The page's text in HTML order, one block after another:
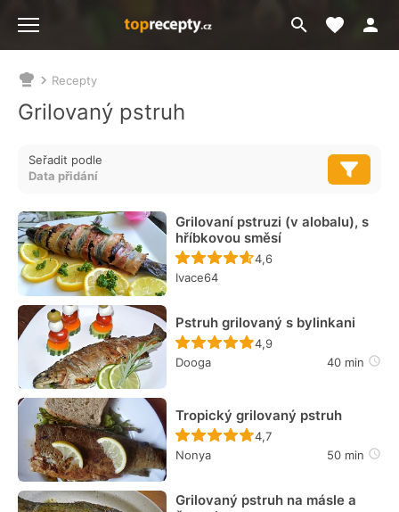
Přejít
na
Moje
Nacházíte
se
zde:
Recepty
Grilovaný pstruh
Seřadit podle
Grilovaní pstruzi (v alobalu), s
hříbkovou směsí
Recept ještě nebyl
4,6
Ivace64
Pstruh grilovaný s bylinkani
Recept ještě nebyl
4,9
Dooga
40 min
Tropický grilovaný pstruh
Recept ještě nebyl
4,7
Nonya
50 min
Grilovaný pstruh na másle a